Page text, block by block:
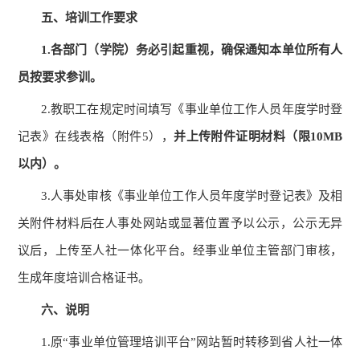
五、培训工作要求
1.各部门（学院） 务必引起重视，确保通知本单位所有人
员按要求参训。
2.教职工在规定时间填写 《事业单位工作人员年度学时登
记表》在线表格 （附件5），并上传附件证明材料 （ 限10MB
以内） 。
3.人事处审核《事业单位工作人员年度学时登记表》及相
关附件材料后在人事处网站或显著位置予以公示，公示无异
议后，上传至人社一体化平台。经事业单位主管部门审核，
生成年度培训合格证书。
六、说明
1.原“事业单位管理培训平台”网站暂时转移到省人社一体